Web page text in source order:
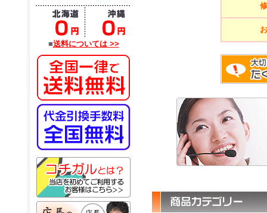
■送料については >>